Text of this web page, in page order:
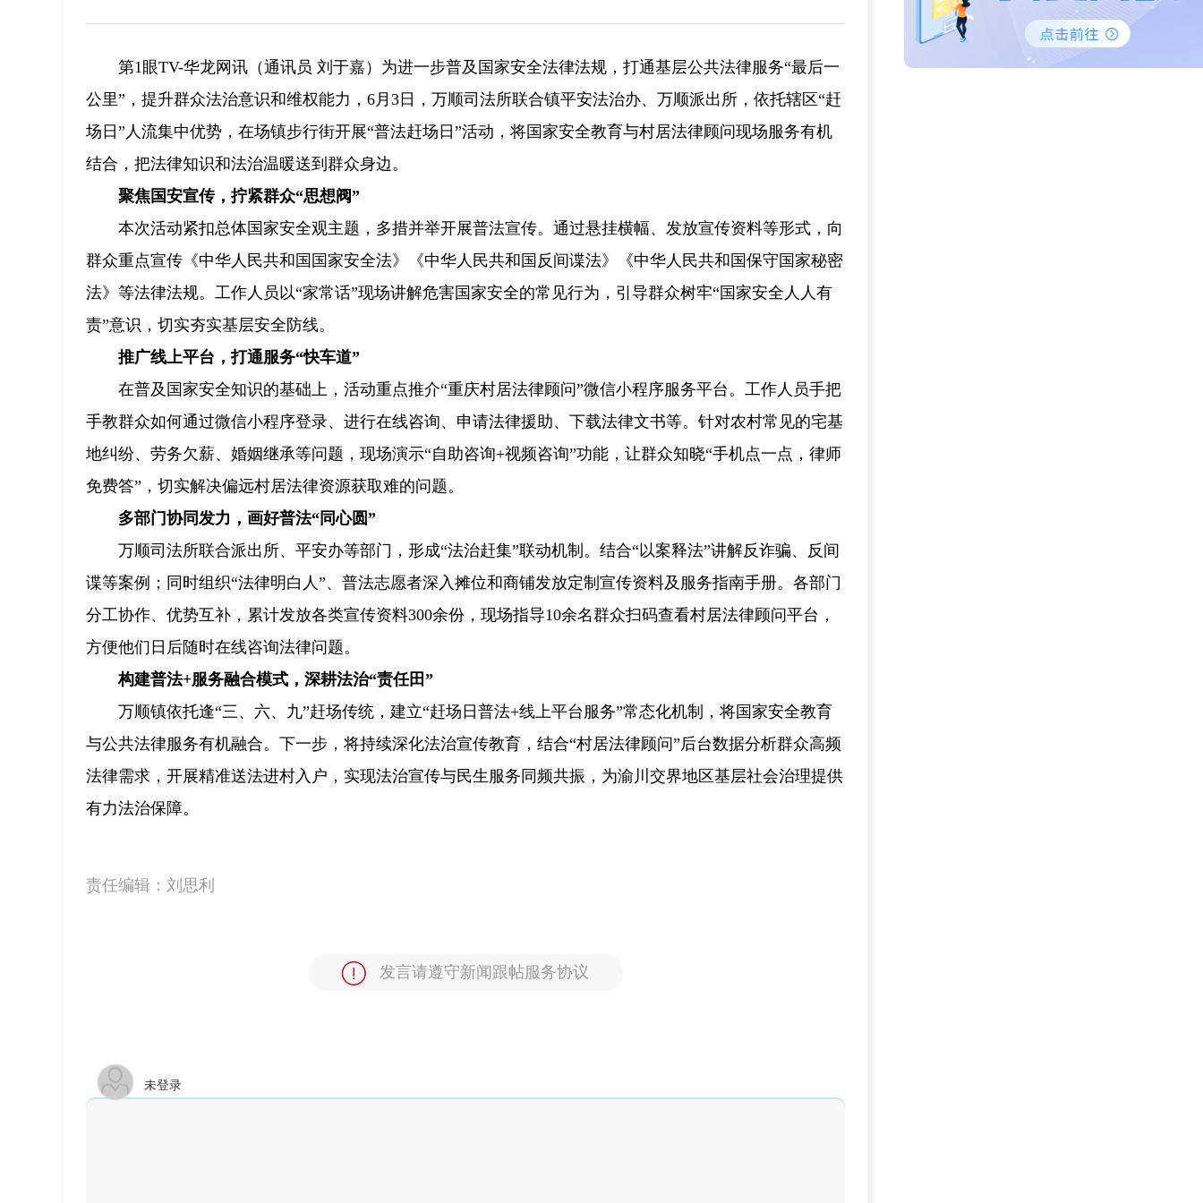
第1眼TV-华龙网讯（通讯员 刘于嘉）为进一步普及国家安全法律法规，打通基层公共法律服务“最后一
公里”，提升群众法治意识和维权能力，6月3日，万顺司法所联合镇平安法治办、万顺派出所，依托辖区“赶
场日”人流集中优势，在场镇步行街开展“普法赶场日”活动，将国家安全教育与村居法律顾问现场服务有机
结合，把法律知识和法治温暖送到群众身边。
聚焦国安宣传，拧紧群众“思想阀”
本次活动紧扣总体国家安全观主题，多措并举开展普法宣传。通过悬挂横幅、发放宣传资料等形式，向
群众重点宣传《中华人民共和国国家安全法》《中华人民共和国反间谍法》《中华人民共和国保守国家秘密
法》等法律法规。工作人员以“家常话”现场讲解危害国家安全的常见行为，引导群众树牢“国家安全人人有
责”意识，切实夯实基层安全防线。
推广线上平台，打通服务“快车道”
在普及国家安全知识的基础上，活动重点推介“重庆村居法律顾问”微信小程序服务平台。工作人员手把
手教群众如何通过微信小程序登录、进行在线咨询、申请法律援助、下载法律文书等。针对农村常见的宅基
地纠纷、劳务欠薪、婚姻继承等问题，现场演示“自助咨询+视频咨询”功能，让群众知晓“手机点一点，律师
免费答”，切实解决偏远村居法律资源获取难的问题。
多部门协同发力，画好普法“同心圆”
万顺司法所联合派出所、平安办等部门，形成“法治赶集”联动机制。结合“以案释法”讲解反诈骗、反间
谍等案例；同时组织“法律明白人”、普法志愿者深入摊位和商铺发放定制宣传资料及服务指南手册。各部门
分工协作、优势互补，累计发放各类宣传资料300余份，现场指导10余名群众扫码查看村居法律顾问平台，
方便他们日后随时在线咨询法律问题。
构建普法+服务融合模式，深耕法治“责任田”
万顺镇依托逢“三、六、九”赶场传统，建立“赶场日普法+线上平台服务”常态化机制，将国家安全教育
与公共法律服务有机融合。下一步，将持续深化法治宣传教育，结合“村居法律顾问”后台数据分析群众高频
法律需求，开展精准送法进村入户，实现法治宣传与民生服务同频共振，为渝川交界地区基层社会治理提供
有力法治保障。
责任编辑： 刘思利
发言请遵守新闻跟帖服务协议
未登录